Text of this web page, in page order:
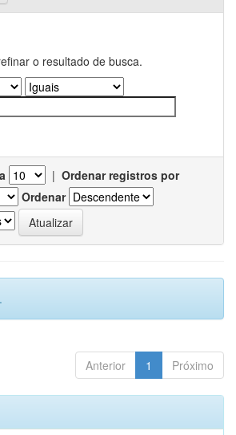
o resultado de busca.
| Ordenar registros por
Ordenar
Anterior 1 Próximo